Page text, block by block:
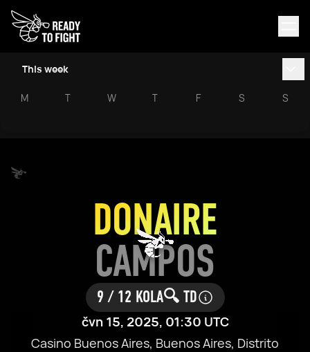
This week
M T W T F S S
DONAIRE
CAMPOS
9 / 12 KOLA🔍 TD
čvn 15, 2025, 01:30 UTC
Casino Buenos Aires, Buenos Aires, Distrito